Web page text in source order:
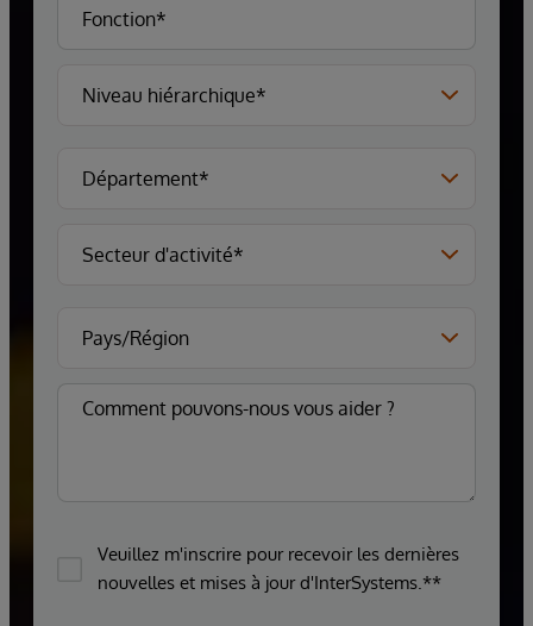
Veuillez m'inscrire pour recevoir les dernières
nouvelles et mises à jour d'InterSystems.**